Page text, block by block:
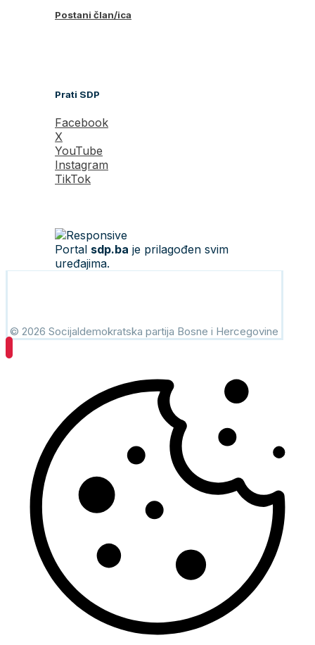
Postani član/ica
Prati SDP
Facebook
X
YouTube
Instagram
TikTok
Portal sdp.ba je prilagođen svim
uređajima.
© 2026 Socijaldemokratska partija Bosne i Hercegovine